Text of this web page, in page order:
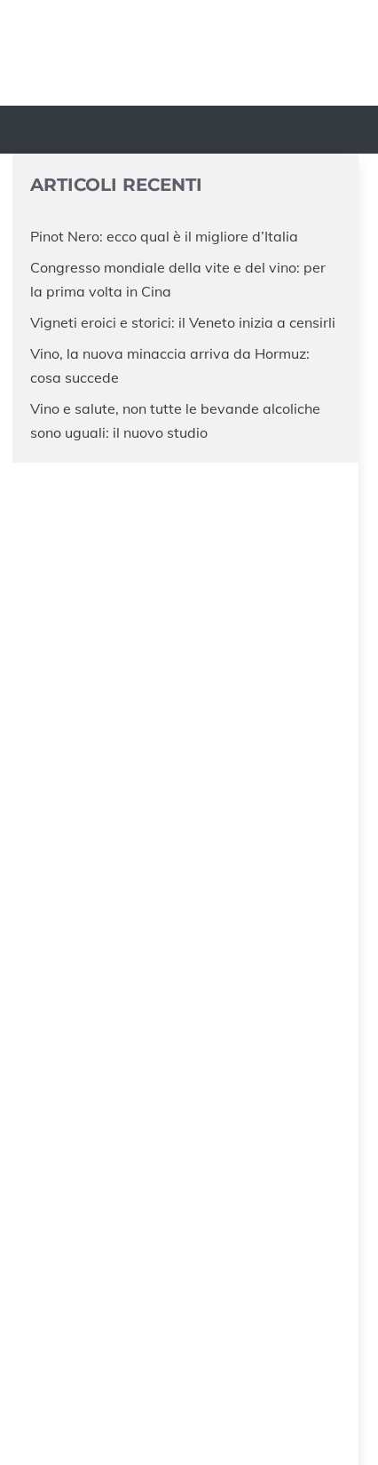
ARTICOLI RECENTI
Pinot Nero: ecco qual è il migliore d’Italia
Congresso mondiale della vite e del vino: per
la prima volta in Cina
Vigneti eroici e storici: il Veneto inizia a censirli
Vino, la nuova minaccia arriva da Hormuz:
cosa succede
Vino e salute, non tutte le bevande alcoliche
sono uguali: il nuovo studio